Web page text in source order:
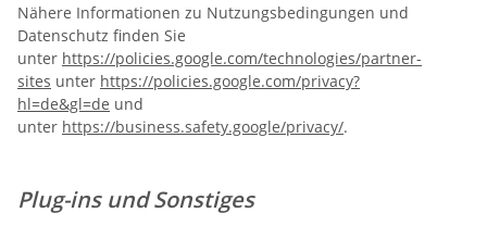
Nähere Informationen zu Nutzungsbedingungen und
Datenschutz finden Sie
unter https://policies.google.com/technologies/partner-
sites unter https://policies.google.com/privacy?
hl=de&gl=de und
unter https://business.safety.google/privacy/.
Plug-ins und Sonstiges